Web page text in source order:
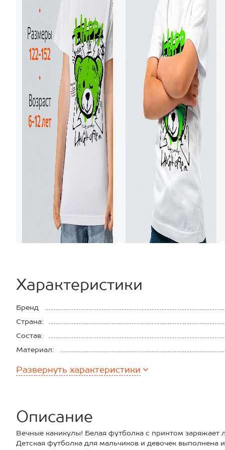
Характеристики
Бренд
Страна:
Состав:
Материал:
Развернуть характеристики
Описание
Вечные каникулы! Белая футболка с принтом заряжает
Детская футболка для мальчиков и девочек выполнена